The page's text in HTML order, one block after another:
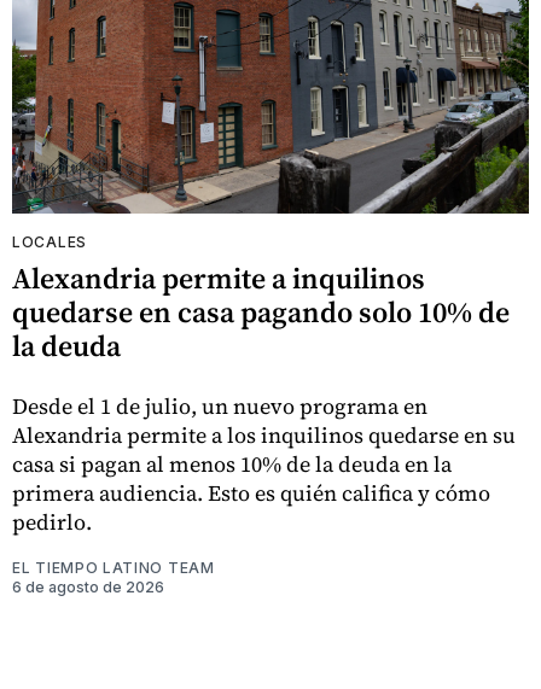
LOCALES
Alexandria permite a inquilinos
quedarse en casa pagando solo 10% de
la deuda
Desde el 1 de julio, un nuevo programa en
Alexandria permite a los inquilinos quedarse en su
casa si pagan al menos 10% de la deuda en la
primera audiencia. Esto es quién califica y cómo
pedirlo.
EL TIEMPO LATINO TEAM
6 de agosto de 2026